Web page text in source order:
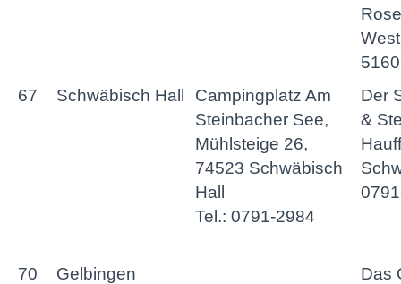
67
Schwäbisch Hall
Campingplatz Am
Steinbacher See,
Mühlsteige 26,
74523 Schwäbisch
Hall
Tel.: 0791-2984
Der
&
70 Gelbingen
Das